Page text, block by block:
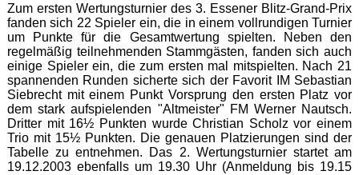
Zum ersten Wertungsturnier des 3. Essener Blitz-Grand-Prix
fanden sich 22 Spieler ein, die in einem vollrundigen Turnier
um Punkte für die Gesamtwertung spielten. Neben den
regelmäßig teilnehmenden Stammgästen, fanden sich auch
einige Spieler ein, die zum ersten mal mitspielten. Nach 21
spannenden Runden sicherte sich der Favorit IM Sebastian
Siebrecht mit einem Punkt Vorsprung den ersten Platz vor
dem stark aufspielenden "Altmeister" FM Werner Nautsch.
Dritter mit 16½ Punkten wurde Christian Scholz vor einem
Trio mit 15½ Punkten. Die genauen Platzierungen sind der
Tabelle zu entnehmen. Das 2. Wertungsturnier startet am
19.12.2003 ebenfalls um 19.30 Uhr (Anmeldung bis 19.15